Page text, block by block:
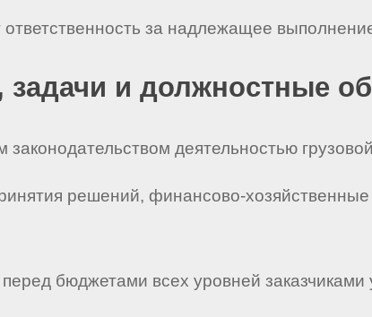
за надлежащее
задачи и должностные
деятельностью
решений, финансово-
бюджетами всех уровней заказчиками